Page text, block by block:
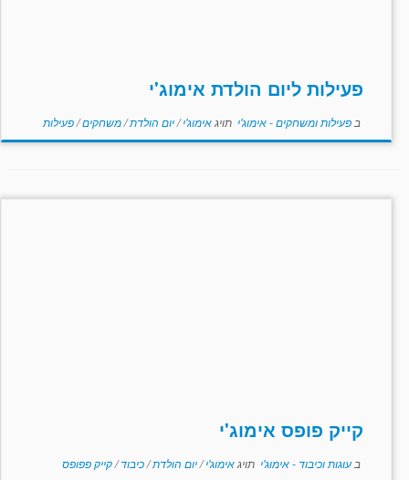
פעילות ליום הולדת אימוג'י
ב פעילות ומשחקים - אימוג'י תויגאימוג'י/יום הולדת/משחקים/פעילות
קייק פופס אימוג'י
ב עוגות וכיבוד - אימוג'י תויגאימוג'י/יום הולדת/כיבוד/קייק פפופס